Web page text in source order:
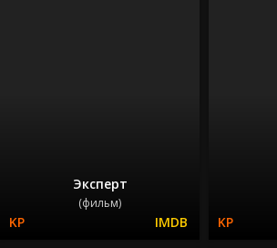
Эксперт
(фильм)